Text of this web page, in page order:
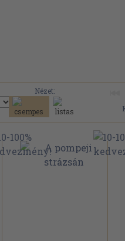
Nézet: